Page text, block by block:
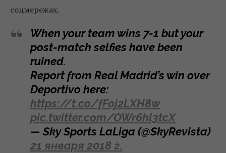
соцмережах.
When your team wins 7-1 but your
post-match selfies have been
ruined.
Report from Real Madrid’s win over
Deportivo here:
https://t.co/fFoj2LXH8w
pic.twitter.com/OWr6hl3tcX
— Sky Sports LaLiga (@SkyRevista)
21 января 2018 г.